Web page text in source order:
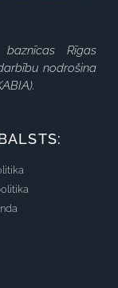
Rīgas
nodrošina